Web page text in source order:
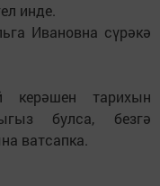
инде.
Ивановна сүрәкә
керәшен тарихын
булса, безгә
ватсапка.